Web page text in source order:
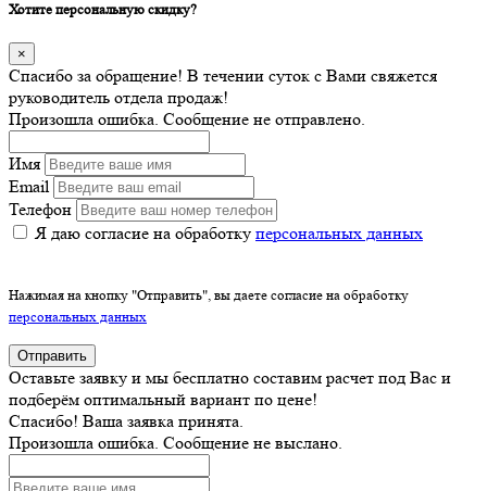
Хотите персональную скидку?
×
Спасибо за обращение! В течении суток с Вами свяжется
руководитель отдела продаж!
Произошла ошибка. Сообщение не отправлено.
Имя
Email
Телефон
Я даю согласие на обработку персональных данных
Нажимая на кнопку "Отправить", вы даете согласие на обработку
персональных данных
Отправить
Оставьте заявку и мы бесплатно составим расчет под Вас и
подберём оптимальный вариант по цене!
Спасибо! Ваша заявка принята.
Произошла ошибка. Сообщение не выслано.